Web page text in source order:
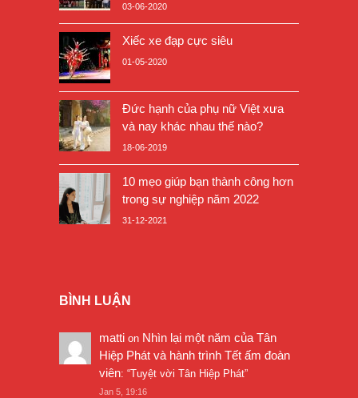
03-06-2020
Xiếc xe đạp cực siêu
01-05-2020
Đức hạnh của phụ nữ Việt xưa
và nay khác nhau thế nào?
18-06-2019
10 mẹo giúp bạn thành công hơn
trong sự nghiệp năm 2022
31-12-2021
BÌNH LUẬN
matti on Nhìn lại một năm của Tân
Hiệp Phát và hành trình Tết ấm đoàn
viên: “Tuyệt vời Tân Hiệp Phát”
Jan 5, 19:16